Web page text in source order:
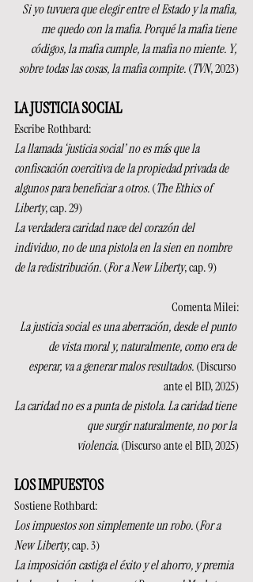
Si yo tuvuera que elegir entre el Estado y la mafia,
me quedo con la mafia. Porqué la mafia tiene
códigos, la mafia cumple, la mafia no miente. Y,
sobre todas las cosas, la mafia compite. (TVN, 2023)
LA JUSTICIA SOCIAL
Escribe Rothbard:
La llamada ‘justicia social’ no es más que la
confiscación coercitiva de la propiedad privada de
algunos para beneficiar a otros. (The Ethics of
Liberty, cap. 29)
La verdadera caridad nace del corazón del
individuo, no de una pistola en la sien en nombre
de la redistribución. (For a New Liberty, cap. 9)
Comenta Milei:
La justicia social es una aberración, desde el punto
de vista moral y, naturalmente, como era de
esperar, va a generar malos resultados. (Discurso
ante el BID, 2025)
La caridad no es a punta de pistola. La caridad tiene
que surgir naturalmente, no por la
violencia.(Discurso ante el BID, 2025)
LOS IMPUESTOS
Sostiene Rothbard:
Los impuestos son simplemente un robo. (For a
New Liberty, cap. 3)
La imposición castiga el éxito y el ahorro, y premia